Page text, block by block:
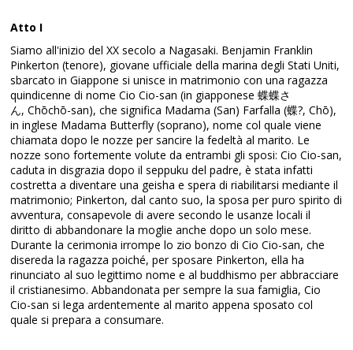
Atto I
Siamo all'inizio del XX secolo a Nagasaki. Benjamin Franklin
Pinkerton (tenore), giovane ufficiale della marina degli Stati Uniti,
sbarcato in Giappone si unisce in matrimonio con una ragazza
quindicenne di nome Cio Cio-san (in giapponese 蝶蝶さ
ん, Chōchō-san), che significa Madama (San) Farfalla (蝶?, Chō),
in inglese Madama Butterfly (soprano), nome col quale viene
chiamata dopo le nozze per sancire la fedeltà al marito. Le
nozze sono fortemente volute da entrambi gli sposi: Cio Cio-san,
caduta in disgrazia dopo il seppuku del padre, è stata infatti
costretta a diventare una geisha e spera di riabilitarsi mediante il
matrimonio; Pinkerton, dal canto suo, la sposa per puro spirito di
avventura, consapevole di avere secondo le usanze locali il
diritto di abbandonare la moglie anche dopo un solo mese.
Durante la cerimonia irrompe lo zio bonzo di Cio Cio-san, che
disereda la ragazza poiché, per sposare Pinkerton, ella ha
rinunciato al suo legittimo nome e al buddhismo per abbracciare
il cristianesimo. Abbandonata per sempre la sua famiglia, Cio
Cio-san si lega ardentemente al marito appena sposato col
quale si prepara a consumare.